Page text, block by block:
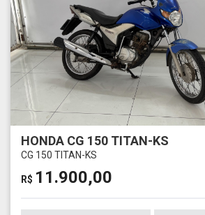
HONDA CG 150 TITAN-KS
CG 150 TITAN-KS
R$ 11.900,00